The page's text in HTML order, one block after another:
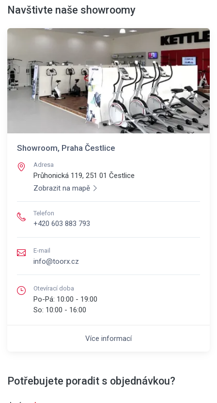
Navštivte naše showroomy
Showroom, Praha Čestlice
Adresa
Průhonická 119, 251 01 Čestlice
Zobrazit na mapě
Telefon
+420 603 883 793
E-mail
info@toorx.cz
Otevírací doba
Po-Pá: 10:00 - 19:00
So: 10:00 - 16:00
Více informací
Potřebujete poradit s objednávkou?